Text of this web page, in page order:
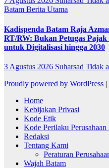
Batam Berita Utama
Kadispenda Batam Raja
RT/RW: Bukan Petugas
untuk Digitalisasi hingga 2030
3 Agustus 2026 Suharsad Tidak
Proudly powered by WordPress |
Home
Kebijakan Privasi
Kode Etik
Kode Perilaku Perusahaan
Redaksi
Tentang Kami
Peraturan
Wajah Batam